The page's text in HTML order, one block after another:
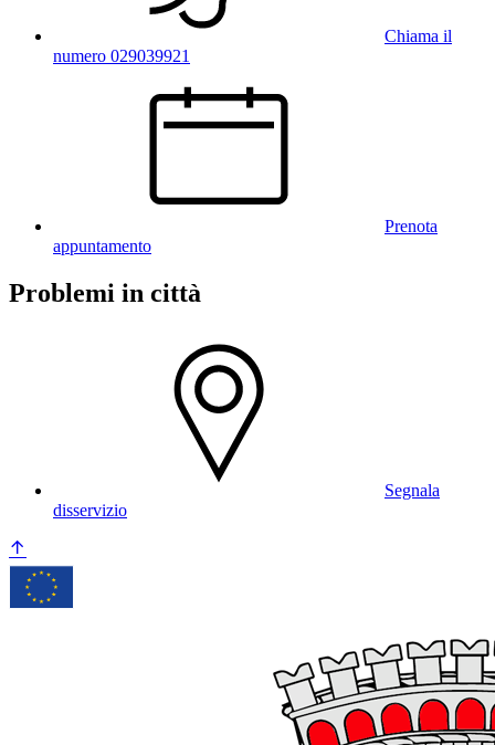
Chiama il
numero 029039921
Prenota
appuntamento
Problemi in città
Segnala
disservizio